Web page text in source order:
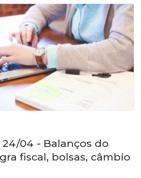
04 - Balanços do
fiscal, bolsas, câmbio